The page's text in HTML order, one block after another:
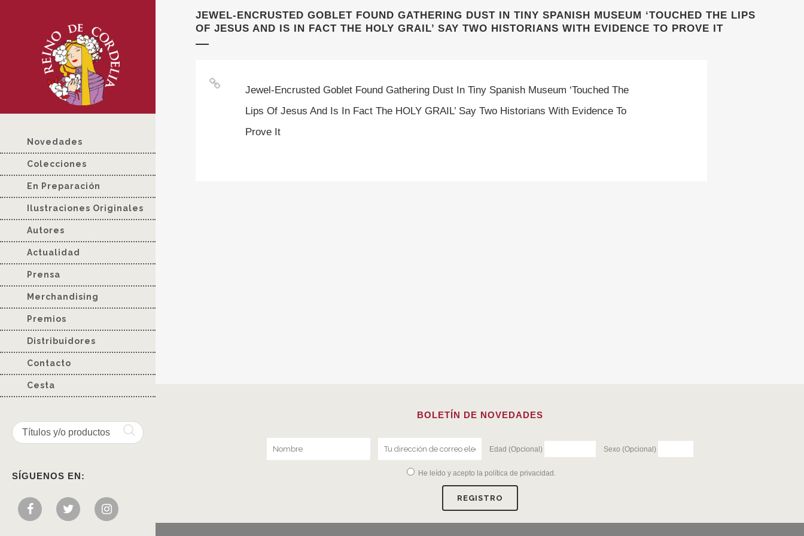
Novedades
Colecciones
En Preparación
Ilustraciones Originales
Autores
Actualidad
Prensa
Merchandising
Premios
Distribuidores
Contacto
Cesta
SÍGUENOS EN:
JEWEL-ENCRUSTED GOBLET FOUND GATHERING DUST IN TINY SPANISH MUSEUM ‘TOUCHED THE LIPS
OF JESUS AND IS IN FACT THE HOLY GRAIL’ SAY TWO HISTORIANS WITH EVIDENCE TO PROVE IT
Jewel-Encrusted Goblet Found Gathering Dust In Tiny Spanish Museum ‘touched The
Lips Of Jesus And Is In Fact The HOLY GRAIL’ Say Two Historians With Evidence To
Prove It
BOLETÍN DE NOVEDADES
Edad (Opcional) Sexo (Opcional)
He leído y acepto la política de privacidad .